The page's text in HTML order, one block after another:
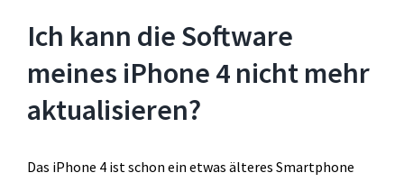
Ich kann die Software
meines iPhone 4 nicht mehr
aktualisieren?
Das iPhone 4 ist schon ein etwas älteres Smartphone